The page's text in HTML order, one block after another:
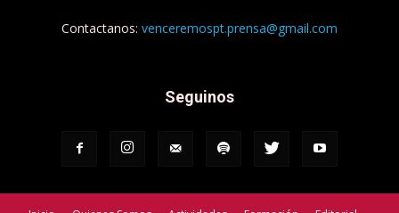
Contactanos: venceremospt.prensa@gmail.com
Seguinos